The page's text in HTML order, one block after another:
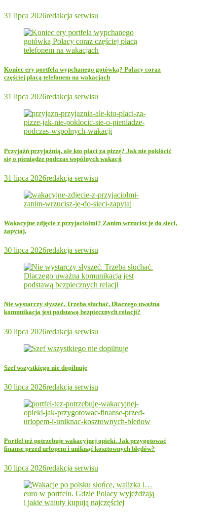
31 lipca 2026redakcja serwisu
Koniec ery portfela wypchanego gotówką? Polacy coraz
częściej płacą telefonem na wakacjach
31 lipca 2026redakcja serwisu
Przyjaźń przyjaźnią, ale kto płaci za pizzę? Jak nie pokłócić
się o pieniądze podczas wspólnych wakacji
31 lipca 2026redakcja serwisu
Wakacyjne zdjęcie z przyjaciółmi? Zanim wrzucisz je do sieci,
zapytaj.
30 lipca 2026redakcja serwisu
Nie wystarczy słyszeć. Trzeba słuchać. Dlaczego uważna
komunikacja jest podstawą bezpiecznych relacji?
30 lipca 2026redakcja serwisu
Szef wszystkiego nie dopilnuje
30 lipca 2026redakcja serwisu
Portfel też potrzebuje wakacyjnej opieki. Jak przygotować
finanse przed urlopem i uniknąć kosztownych błędów?
30 lipca 2026redakcja serwisu